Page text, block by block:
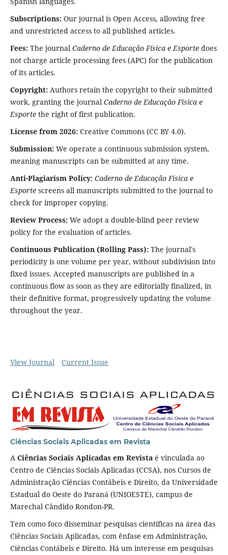
Subscriptions:Our journal is Open Access, allowing free
and unrestricted access to all published articles.
Fees:The journal Caderno de Educação Física e Esportedoes
not charge article processing fees (APC) for the publication
of its articles.
Copyright:Authors retain the copyright to their submitted
work, granting the journal Caderno de Educação Física e
Esportethe right of first publication.
License from 2026:Creative Commons (CC BY 4.0).
Submission:We operate a continuous submission system,
meaning manuscripts can be submitted at any time.
Anti-Plagiarism Policy: Caderno de Educação Física e
Esportescreens all manuscripts submitted to the journal to
check for improper copying.
Review Process:We adopt a double-blind peer review
policy for the evaluation of articles.
Continuous Publication (Rolling Pass):The journal's
periodicity is one volume per year, without subdivision into
fixed issues. Accepted manuscripts are published in a
continuous flow as soon as they are editorially finalized, in
their definitive format, progressively updating the volume
throughout the year.
View Journal Current Issue
Ciências Sociais Aplicadas em Revista
ACiências Sociais Aplicadas em Revistaé vinculada ao
Centro de Ciências Sociais Aplicadas (CCSA), nos Cursos de
Administração Ciências Contábeis e Direito, da Universidade
Estadual do Oeste do Paraná (UNIOESTE), campus de
Marechal Cândido Rondon-PR.
Tem como foco disseminar pesquisas científicas na área das
Ciências Sociais Aplicadas, com ênfase em Administração,
Ciências Contábeis e Direito. Há um interesse em pesquisas